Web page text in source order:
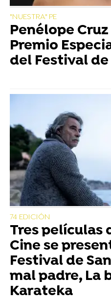
"NUESTRA" PE
Penélope
Premio
del Festival
74 EDICIÓN
Tres películas
Cine se
Festival de
mal padre, La
Karateka